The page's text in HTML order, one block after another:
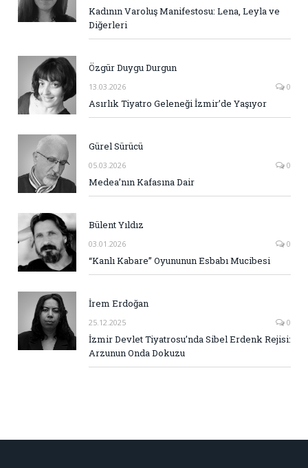
Kadının Varoluş Manifestosu: Lena, Leyla ve
Diğerleri
Özgür Duygu Durgun
13.03.2026 0
Asırlık Tiyatro Geleneği İzmir’de Yaşıyor
Gürel Sürücü
05.03.2026 0
Medea’nın Kafasına Dair
Bülent Yıldız
03.01.2026 0
“Kanlı Kabare” Oyununun Esbabı Mucibesi
İrem Erdoğan
25.12.2025 0
İzmir Devlet Tiyatrosu’nda Sibel Erdenk Rejisi:
Arzunun Onda Dokuzu